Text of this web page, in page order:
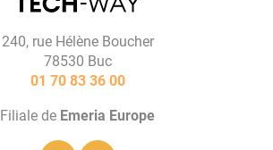
240, rue Hélène Boucher
78530 Buc
01 70 83 36 00
Filiale de Emeria Europe